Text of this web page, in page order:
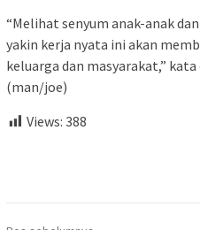
“Melihat senyum anak-anak
yakin kerja nyata ini akan
keluarga dan masyarakat,”
(man/joe)
Views: 388
Navigasi